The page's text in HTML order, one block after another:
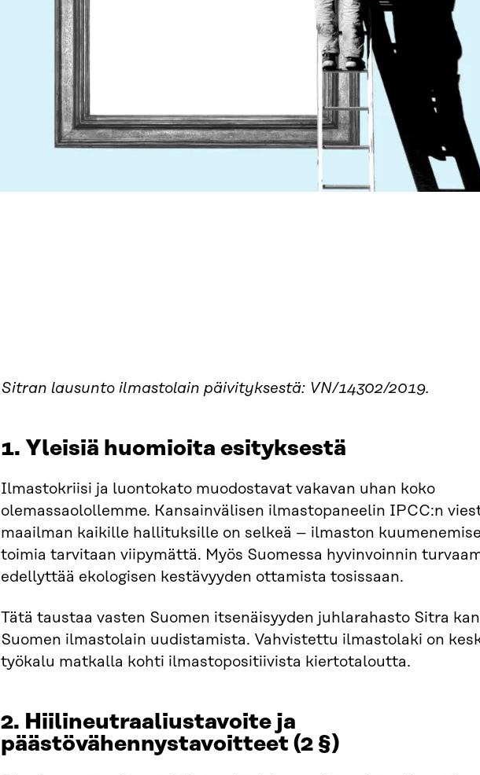
Sitran lausunto ilmastolain päivityksestä: VN/14302/2019.
1. Yleisiä huomioita esityksestä
Ilmastokriisi ja luontokato muodostavat vakavan uhan koko
olemassaolollemme. Kansainvälisen ilmastopaneelin IPCC:n
maailman kaikille hallituksille on selkeä – ilmaston
toimia tarvitaan viipymättä. Myös Suomessa hyvinvoinnin
edellyttää ekologisen kestävyyden ottamista tosissaan.
Tätä taustaa vasten Suomen itsenäisyyden juhlarahasto Sitra
Suomen ilmastolain uudistamista. Vahvistettu ilmastolaki on
työkalu matkalla kohti ilmastopositiivista kiertotaloutta.
2. Hiilineutraaliustavoite ja
päästövähennystavoitteet (2 §)